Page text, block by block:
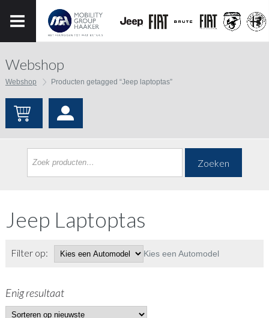
Webshop
Webshop Producten getagged “Jeep laptoptas”
Zoeken
Jeep Laptoptas
Filter op: Kies een Automodel
Enig resultaat